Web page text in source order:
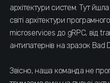
архітектури систем. Тут
світі архітектури
microservices до gRPC, від
антипатернів на зразок Bad
Звісно, наша команда не